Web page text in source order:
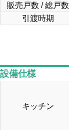
販売戸数 / 総戸数
引渡時期
設備仕様
キッチン